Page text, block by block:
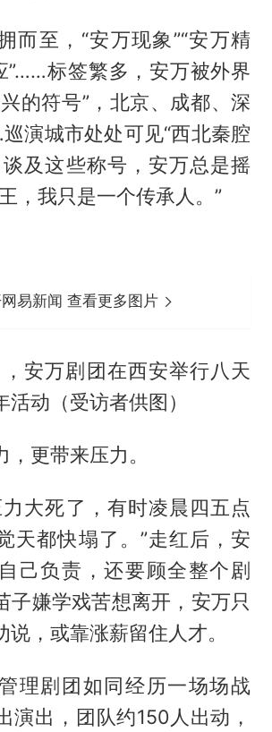
而至，“安万现象”“安万精
”……标签繁多，安万被外界
的符号”，北京、成都、深
演城市处处可见“西北秦腔
及这些称号，安万总是摇
，我只是一个传承人。”
易新闻 查看更多图片
安万剧团在西安举行八天
活动（受访者供图）
更带来压力。
大死了，有时凌晨四五点
天都快塌了。”走红后，安
己负责，还要顾全整个剧
子嫌学戏苦想离开，安万只
，或靠涨薪留住人才。
理剧团如同经历一场场战
演出，团队约150人出动，